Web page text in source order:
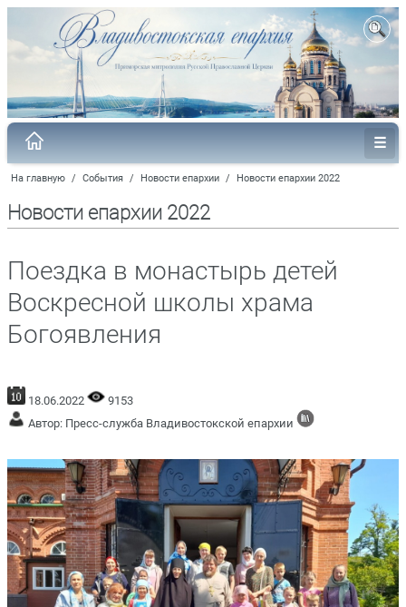
На главную / События / Новости епархии / Новости епархии 2022
Новости епархии 2022
Поездка в монастырь детей
Воскресной школы храма
Богоявления
18.06.2022
9153
Автор: Пресс-служба Владивостокской епархии